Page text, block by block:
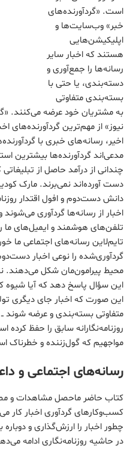
است. «گردآورنده‌های
خبر» وب‌سایت‌ها و
اپلیکیشن‌هایی
هستند که اخبار سایر
رسانه‌ها را جمع‌آوری و
دسته‌بندی، یا حتی با
بسته‌بندی متفاوتی
به مشتریان خود عرضه می‌کنند.
نیوز» از مهم‌ترین گردآورنده‌های
اخیر، رسانه‌های خبری با
مدعی‌اند گردآورنده‌ها بیشترین
چندانی از درآمد حاصل از
دست آورده‌اند نمی‌برند. مارک
دانش دست‌دوم و افول اقتدار
اخبار از رسانه‌ها گردآوری
تلفن‌های هوشمند و ایمیل‌های ما
تایم‌لاین رسانه‌های اجتماعی ما
گردآوری‌شده را نوعی اخبار
محیط پیرامون‌مان شکل می‌دهند.
این سؤال پاسخ دهد که آیا
این صورت که اخبار جای دیگری
متفاوتی بسته‌بندی و عرضه شوند
روزنامه‌نگارانه سابق را حفظ کرده
مواجهیم که گول‌زننده و خطرناک
رسانه‌های اجتماعی و
کتاب حاضر ماحصل مشاهدات و
کسب‌وکارهای گرد‌آوری اخبار کار
چطور اخبار را ارزش‌گذاری و
در حاشیه روزنامه‌نگاری ادامه